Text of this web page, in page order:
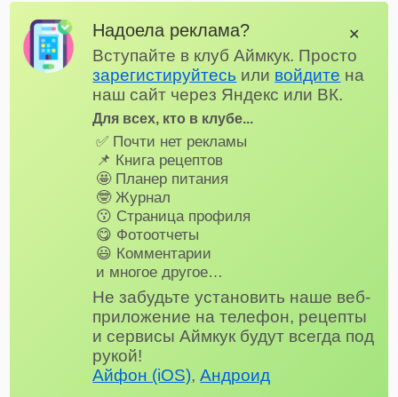
Надоела реклама?
Вступайте в клуб Аймкук. Просто
зарегистируйтесь или войдите на
наш сайт через Яндекс или ВК.
Для всех, кто в клубе...
✅ Почти нет рекламы
📌 Книга рецептов
🤩 Планер питания
🤓 Журнал
😗 Страница профиля
😋 Фотоотчеты
😃 Комментарии
и многое другое…
Не забудьте установить наше веб-
приложение на телефон, рецепты
и сервисы Аймкук будут всегда под
рукой!
Айфон (iOS),Андроид
✕